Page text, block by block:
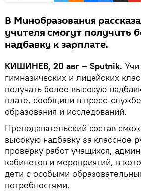
В Минобразования
учителя смогут получить
надбавку к зарплате.
КИШИНЕВ, 20 авг – Sputnik.
гимназических и лицейских
получать более высокую
плате, сообщили в пресс-
образования и исследований.
Преподавательский состав
высокую надбавку за классное
проверку работ учащихся,
кабинетов и мероприятий, в
дети с особыми
потребностями.